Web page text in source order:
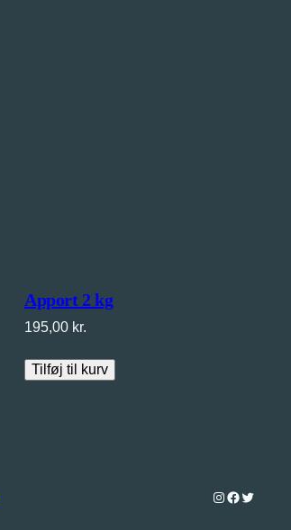
Apport 2 kg
195,00 kr.
Tilføj til kurv
Instagram
Facebook
Twitter